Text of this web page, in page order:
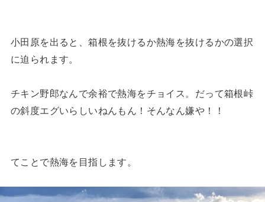
小田原を出ると、箱根を抜けるか熱海を抜けるかの選択
に迫られます。
チキン野郎なんで余裕で熱海をチョイス。だって箱根峠
の斜度エグいらしいねんもん！そんなん嫌や！！
てことで熱海を目指します。